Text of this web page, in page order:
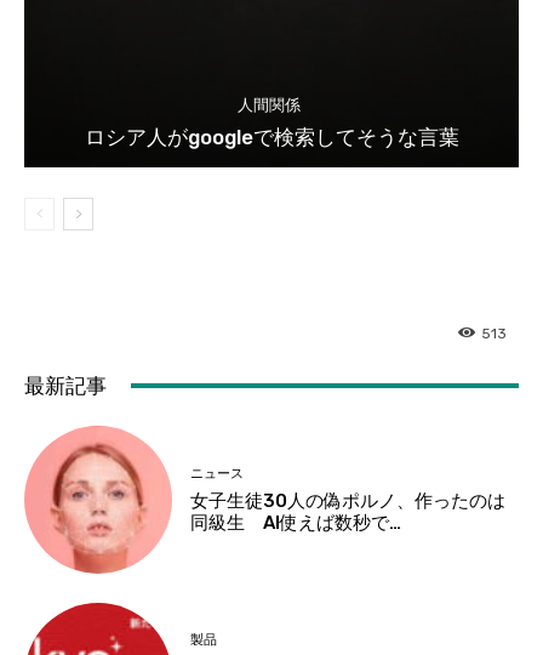
人間関係
ロシア人がgoogleで検索してそうな言葉
513
最新記事
ニュース
女子生徒30人の偽ポルノ、作ったのは
同級生 AI使えば数秒で…
製品